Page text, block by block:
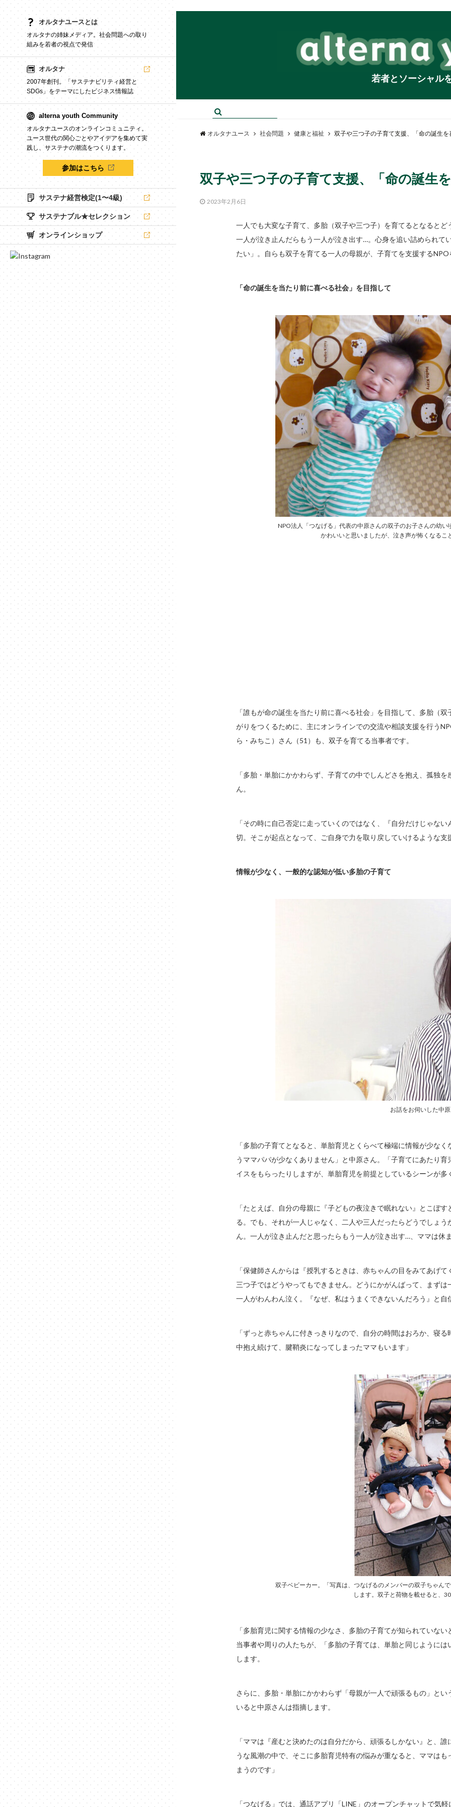
オルタナユースとは
オルタナの姉妹メディア。社会問題への取り
組みを若者の視点で発信
オルタナ
2007年創刊。「サステナビリティ経営と
SDGs」をテーマにしたビジネス情報誌
alterna youth Community
オルタナユースのオンラインコミュニティ。
ユース世代の関心ごとやアイデアを集めて実
践し、サステナの潮流をつくります。
参加はこちら
サステナ経営検定(1〜4級)
サステナブル★セレクション
オンラインショップ
若者とソーシャル
オルタナユース 社会問題 健康と福祉 双子や三つ子の子育て支援、「命の誕生
双子や三つ子の子育て支援、「命の誕生
2023年2月6日
一人でも大変な子育て、多胎（双子や三つ子）を育てるとなると
一人が泣き止んだらもう一人が泣き出す…。心身を追い詰められて
たい」。自らも双子を育てる一人の母親が、子育てを支援する
「命の誕生を当たり前に喜べる社会」を目指して
NPO法人「つなげる」代表の中原さんの双子のお子さんの幼
かわいいと思いましたが、泣き声が怖くなるこ
「誰もが命の誕生を当たり前に喜べる社会」を目指して、多胎（
がりをつくるために、主にオンラインでの交流や相談支援を行う
ら・みちこ）さん（51）も、双子を育てる当事者です。
「多胎・単胎にかかわらず、子育ての中でしんどさを抱え、孤独
ん。
「その時に自己否定に走っていくのではなく、『自分だけじゃな
切。そこが起点となって、ご自身で力を取り戻していけるような支
情報が少なく、一般的な認知が低い多胎の子育て
お話をお伺いした中
「多胎の子育てとなると、単胎育児とくらべて極端に情報が少な
うママパパが少なくありません」と中原さん。「子育てにあたり
イスをもらったりしますが、単胎育児を前提としているシーンが
「たとえば、自分の母親に『子どもの夜泣きで眠れない』とこぼ
る。でも、それが一人じゃなく、二人や三人だったらどうでしょ
ん。一人が泣き止んだと思ったらもう一人が泣き出す…、ママは休
「保健師さんからは『授乳するときは、赤ちゃんの目をみてあげ
三つ子ではどうやってもできません。どうにかがんばって、まず
一人がわんわん泣く。『なぜ、私はうまくできないんだろう』と
「ずっと赤ちゃんに付きっきりなので、自分の時間はおろか、寝
中抱え続けて、腱鞘炎になってしまったママもいます」
双子ベビーカー。「写真は、つなげるのメンバーの双子ちゃん
します。双子と荷物を載せると、
「多胎育児に関する情報の少なさ、多胎の子育てが知られていな
当事者や周りの人たちが、「多胎の子育ては、単胎と同じように
します。
さらに、多胎・単胎にかかわらず「母親が一人で頑張るもの」と
いると中原さんは指摘します。
「ママは『産むと決めたのは自分だから、頑張るしかない』と、
うな風潮の中で、そこに多胎育児特有の悩みが重なると、ママは
まうのです」
「つなげる」では、通話アプリ「LINE」のオープンチャットで気